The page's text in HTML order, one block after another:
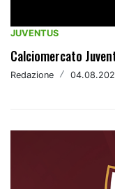
JUVENTUS
Calciomercato
Redazione /